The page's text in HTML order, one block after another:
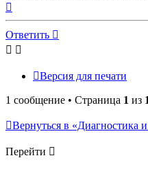
началу
Ответить
Версия для печати
1 сообщение • Страница 1 из 1
Вернуться в «Диагностика
Перейти